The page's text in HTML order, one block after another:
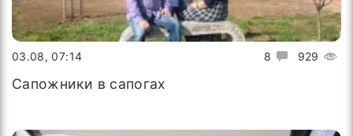
8 929
03.08, 07:14
Сапожники в сапогах